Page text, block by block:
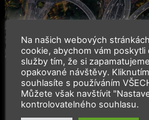
Slider,Vulgární české silnice
Vulgární české silnice
zrcátka?
máš
ty
zrcátka?
Na našich webových
cookie, abychom vám poskytli
služby tím, že si
opakované návštěvy.
souhlasíte s používáním
Můžete však navštívit
kontrolovatelného souhlasu.